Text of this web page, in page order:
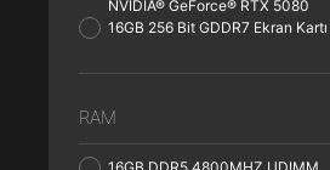
NVIDIA® GeForce® RTX 5080
16GB 256 Bit GDDR7 Ekran Kartı
RAM